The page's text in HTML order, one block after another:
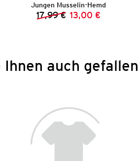
Jungen Musselin-Hemd
Vorheriger Preis:
17,99 € Neuer Preis:
13,00 €
Ihnen auch gefallen